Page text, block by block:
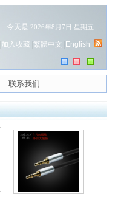
今天是 2026年8月7日 星期五
加入收藏 繁體中文 English
联系我们